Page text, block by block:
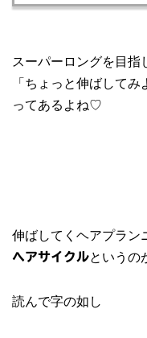
スーパーロングを目
「ちょっと伸ばしてみ
ってあるよね♡
伸ばしてくヘアプラン
ヘアサイクルというの
読んで字の如し